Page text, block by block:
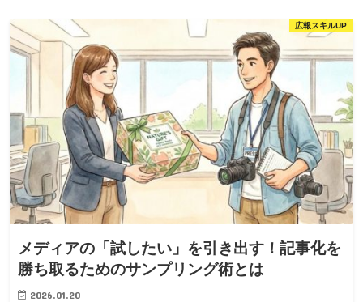
広報スキルUP
メディアの「試したい」を引き出す！記事化を
勝ち取るためのサンプリング術とは
2026.01.20